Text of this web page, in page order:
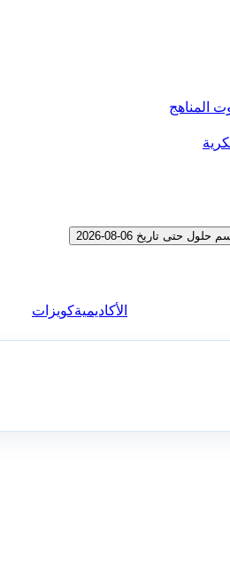
المناهج
تاريخ 06-08-2026
الأكاديميةكويزات